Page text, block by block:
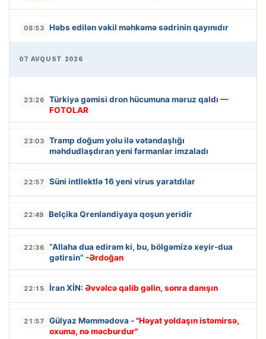
08:53 Həbs edilən vəkil məhkəmə sədrinin qayınıdır
07 AVQUST 2026
23:26 Türkiyə gəmisi dron hücumuna məruz qaldı —
FOTOLAR
23:03
Tramp doğum yolu ilə vətəndaşlığı
məhdudlaşdıran yeni fərmanlar imzaladı
22:57 Süni intllektlə 16 yeni virus yaratdılar
22:49 Belçika Qrenlandiyaya qoşun yeridir
22:36
“Allaha dua edirəm ki, bu, bölgəmizə xeyir-dua
gətirsin” -Ərdoğan
22:15 İran XİN: Əvvəlcə qalib gəlin, sonra danışın
21:57 Gülyaz Məmmədova - "Həyat yoldaşın istəmirsə,
oxuma, nə məcburdur"